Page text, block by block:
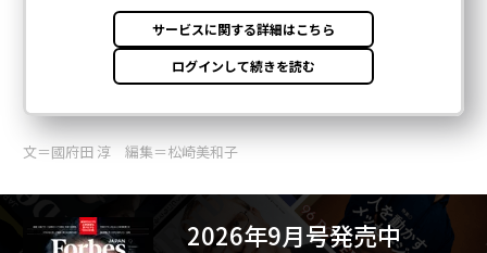
文＝國府田 淳 編集＝松崎美和子
2026年9月号発売中